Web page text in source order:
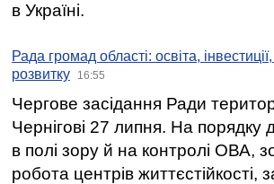
в Україні.
Рада громад області: освіта,
розвитку
16:55
Чергове засідання Ради
Чернігові 27 липня. На
в полі зору й на контролі ОВА,
робота центрів життєстійкості,